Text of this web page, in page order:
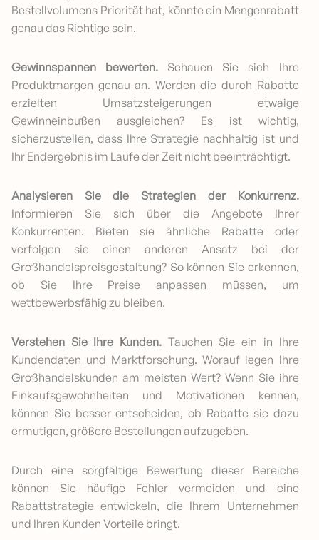
Bestellvolumens Priorität hat, könnte ein Mengenrabatt
genau das Richtige sein.
Gewinnspannen bewerten. Schauen Sie sich Ihre
Produktmargen genau an. Werden die durch Rabatte
erzielten Umsatzsteigerungen etwaige
Gewinneinbußen ausgleichen? Es ist wichtig,
sicherzustellen, dass Ihre Strategie nachhaltig ist und
Ihr Endergebnis im Laufe der Zeit nicht beeinträchtigt.
Analysieren Sie die Strategien der Konkurrenz.
Informieren Sie sich über die Angebote Ihrer
Konkurrenten. Bieten sie ähnliche Rabatte oder
verfolgen sie einen anderen Ansatz bei der
Großhandelspreisgestaltung? So können Sie erkennen,
ob Sie Ihre Preise anpassen müssen, um
wettbewerbsfähig zu bleiben.
Verstehen Sie Ihre Kunden. Tauchen Sie ein in Ihre
Kundendaten und Marktforschung. Worauf legen Ihre
Großhandelskunden am meisten Wert? Wenn Sie ihre
Einkaufsgewohnheiten und Motivationen kennen,
können Sie besser entscheiden, ob Rabatte sie dazu
ermutigen, größere Bestellungen aufzugeben.
Durch eine sorgfältige Bewertung dieser Bereiche
können Sie häufige Fehler vermeiden und eine
Rabattstrategie entwickeln, die Ihrem Unternehmen
und Ihren Kunden Vorteile bringt.